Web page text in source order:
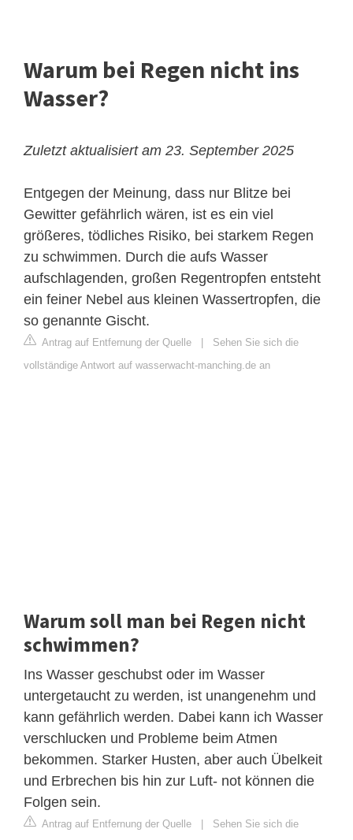
Warum bei Regen nicht ins
Wasser?
Zuletzt aktualisiert am 23. September 2025
Entgegen der Meinung, dass nur Blitze bei
Gewitter gefährlich wären, ist es ein viel
größeres, tödliches Risiko, bei starkem Regen
zu schwimmen. Durch die aufs Wasser
aufschlagenden, großen Regentropfen entsteht
ein feiner Nebel aus kleinen Wassertropfen, die
so genannte Gischt.
Antrag auf Entfernung der Quelle
Sehen Sie sich die
vollständige Antwort auf wasserwacht-manching.de an
Warum soll man bei Regen nicht
schwimmen?
Ins Wasser geschubst oder im Wasser
untergetaucht zu werden, ist unangenehm und
kann gefährlich werden. Dabei kann ich Wasser
verschlucken und Probleme beim Atmen
bekommen. Starker Husten, aber auch Übelkeit
und Erbrechen bis hin zur Luft- not können die
Folgen sein.
Antrag auf Entfernung der Quelle
Sehen Sie sich die